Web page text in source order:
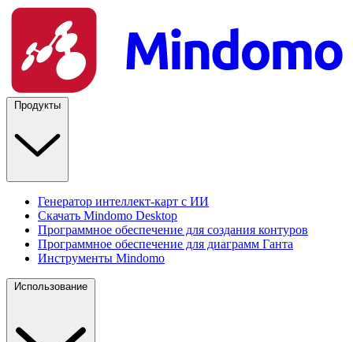
Продукты
Генератор интеллект-карт с ИИ
Скачать Mindomo Desktop
Программное обеспечение для создания контуров
Программное обеспечение для диаграмм Ганта
Инструменты Mindomo
Использование